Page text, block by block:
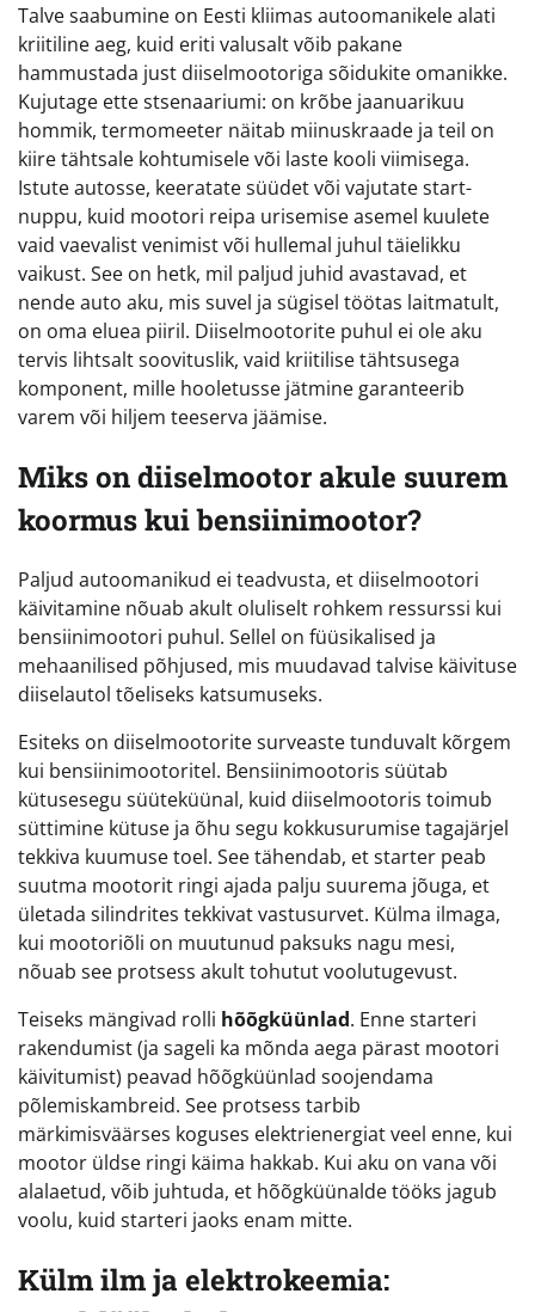
Talve saabumine on Eesti kliimas autoomanikele alati
kriitiline aeg, kuid eriti valusalt võib pakane
hammustada just diiselmootoriga sõidukite omanikke.
Kujutage ette stsenaariumi: on krõbe jaanuarikuu
hommik, termomeeter näitab miinuskraade ja teil on
kiire tähtsale kohtumisele või laste kooli viimisega.
Istute autosse, keeratate süüdet või vajutate start-
nuppu, kuid mootori reipa urisemise asemel kuulete
vaid vaevalist venimist või hullemal juhul täielikku
vaikust. See on hetk, mil paljud juhid avastavad, et
nende auto aku, mis suvel ja sügisel töötas laitmatult,
on oma eluea piiril. Diiselmootorite puhul ei ole aku
tervis lihtsalt soovituslik, vaid kriitilise tähtsusega
komponent, mille hooletusse jätmine garanteerib
varem või hiljem teeserva jäämise.
Miks on diiselmootor akule suurem
koormus kui bensiinimootor?
Paljud autoomanikud ei teadvusta, et diiselmootori
käivitamine nõuab akult oluliselt rohkem ressurssi kui
bensiinimootori puhul. Sellel on füüsikalised ja
mehaanilised põhjused, mis muudavad talvise käivituse
diiselautol tõeliseks katsumuseks.
Esiteks on diiselmootorite surveaste tunduvalt kõrgem
kui bensiinimootoritel. Bensiinimootoris süütab
kütusesegu süüteküünal, kuid diiselmootoris toimub
süttimine kütuse ja õhu segu kokkusurumise tagajärjel
tekkiva kuumuse toel. See tähendab, et starter peab
suutma mootorit ringi ajada palju suurema jõuga, et
ületada silindrites tekkivat vastusurvet. Külma ilmaga,
kui mootoriõli on muutunud paksuks nagu mesi,
nõuab see protsess akult tohutut voolutugevust.
Teiseks mängivad rolli hõõgküünlad. Enne starteri
rakendumist (ja sageli ka mõnda aega pärast mootori
käivitumist) peavad hõõgküünlad soojendama
põlemiskambreid. See protsess tarbib
märkimisväärses koguses elektrienergiat veel enne, kui
mootor üldse ringi käima hakkab. Kui aku on vana või
alalaetud, võib juhtuda, et hõõgküünalde tööks jagub
voolu, kuid starteri jaoks enam mitte.
Külm ilm ja elektrokeemia: